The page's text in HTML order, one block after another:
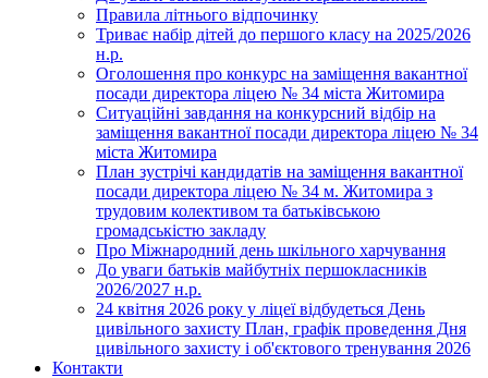
Правила літнього відпочинку
Триває набір дітей до першого класу на 2025/2026
н.р.
Оголошення про конкурс на заміщення вакантної
посади директора ліцею № 34 міста Житомира
Ситуаційні завдання на конкурсний відбір на
заміщення вакантної посади директора ліцею № 34
міста Житомира
План зустрічі кандидатів на заміщення вакантної
посади директора ліцею № 34 м. Житомира з
трудовим колективом та батьківською
громадськістю закладу
Про Міжнародний день шкільного харчування
До уваги батьків майбутніх першокласників
2026/2027 н.р.
24 квітня 2026 року у ліцеї відбудеться День
цивільного захисту План, графік проведення Дня
цивільного захисту і об'єктового тренування 2026
Контакти